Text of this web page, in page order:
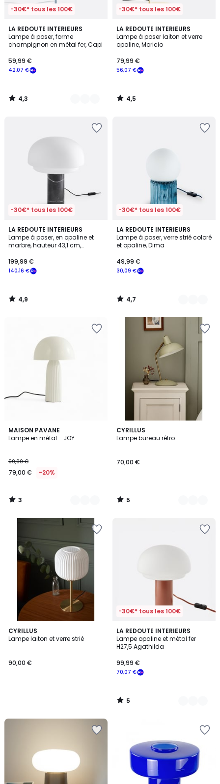
-30€* tous les 100€
LA REDOUTE INTERIEURS
Lampe à poser, forme
champignon en métal fer, Capi
42,07 €
59,99 €
4,3
/ 5
5
Couleurs
4,3
/
-30€* tous les 100€
LA REDOUTE INTERIEURS
Lampe à poser laiton et verre
opaline, Moricio
56,07 €
79,99 €
4,5
/ 5
4,5
/
-30€* tous les 100€
LA REDOUTE INTERIEURS
Lampe à poser, en opaline et
marbre, hauteur 43,1 cm,
140,16 €
199,99 €
4,9
/ 5
4,9
/
-30€* tous les 100€
LA REDOUTE INTERIEURS
Lampe à poser, verre strié coloré
et opaline, Dima
30,09 €
49,99 €
4,7
/ 5
3
Couleurs
4,7
/
MAISON PAVANE
Lampe en métal - JOY
99,00 €
79,00 € -20%
3
/
4
Couleurs
3
/
CYRILLUS
Lampe bureau rétro
70,00 €
5
/
4
Couleurs
5
/
CYRILLUS
Lampe laiton et verre strié
90,00 €
-30€* tous les 100€
LA REDOUTE INTERIEURS
Lampe opaline et métal fer
H27,5 Agathilda
70,07 €
99,99 €
5
/
5
2
Couleurs
5
/